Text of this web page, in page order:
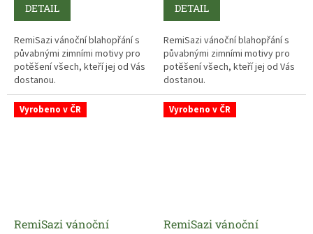
DETAIL
RemiSazi vánoční blahopřání s
půvabnými zimními motivy pro
potěšení všech, kteří jej od Vás
dostanou.
DETAIL
RemiSazi vánoční blahopřání s
půvabnými zimními motivy pro
potěšení všech, kteří jej od Vás
dostanou.
Vyrobeno v ČR
RemiSazi vánoční
Vyrobeno v ČR
RemiSazi vánoční